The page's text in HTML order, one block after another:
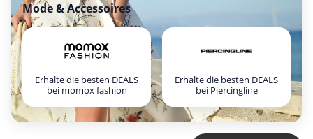
Mode & Accessoires
Erhalte die besten DEALS
bei momox fashion
Erhalte die besten DEALS
bei Piercingline